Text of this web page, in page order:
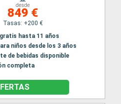
desde
849 €
Tasas: +200 €
hasta 11 años
niños desde los 3 años
de bebidas disponible
completa